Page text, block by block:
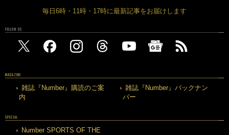
毎日6時・11時・17時に最新記事をお届けします
FOLLOW US
MAGAZINE
雑誌『Number』購読のご案
内
雑誌『Number』バックナン
バー
SPECIAL
Number SPORTS OF THE